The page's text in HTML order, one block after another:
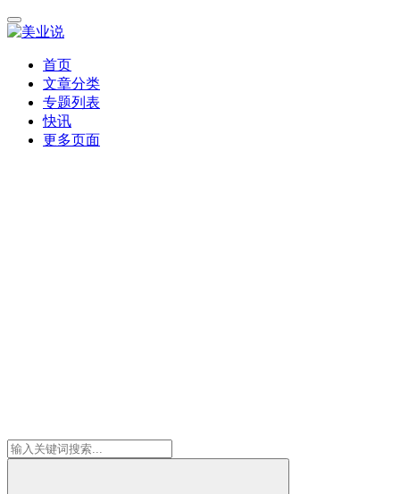
首页
文章分类
专题列表
快讯
更多页面